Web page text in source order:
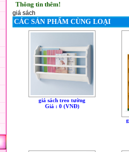
Thông tin thêm!
giá sách
CÁC SẢN PHẨM CÙNG LOẠI
giá sách treo tường
Giá : 0 (VNÐ)